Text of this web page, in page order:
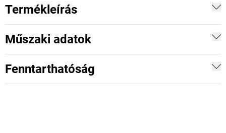
Termékleírás
Műszaki adatok
Fenntarthatóság